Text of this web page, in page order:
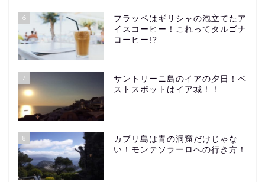
6
フラッペはギリシャの泡立てたア
イスコーヒー！これってタルゴナ
コーヒー!?
7
サントリーニ島のイアの夕日！ベ
ストスポットはイア城！！
8
カプリ島は青の洞窟だけじゃな
い！モンテソラーロへの行き方！